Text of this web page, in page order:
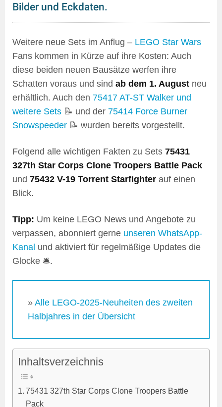
Bilder und Eckdaten.
Weitere neue Sets im Anflug – LEGO Star Wars
Fans kommen in Kürze auf ihre Kosten: Auch
diese beiden neuen Bausätze werfen ihre
Schatten voraus und sind ab dem 1. August neu
erhältlich. Auch den 75417 AT-ST Walker und
weitere Sets 📝 und der 75414 Force Burner
Snowspeeder 📝 wurden bereits vorgestellt.
Folgend alle wichtigen Fakten zu Sets 75431
327th Star Corps Clone Troopers Battle Pack
und 75432 V-19 Torrent Starfighter auf einen
Blick.
Tipp: Um keine LEGO News und Angebote zu
verpassen, abonniert gerne unseren WhatsApp-
Kanal und aktiviert für regelmäßige Updates die
Glocke 🛎️.
» Alle LEGO-2025-Neuheiten des zweiten
Halbjahres in der Übersicht
Inhaltsverzeichnis
75431 327th Star Corps Clone Troopers Battle
Pack